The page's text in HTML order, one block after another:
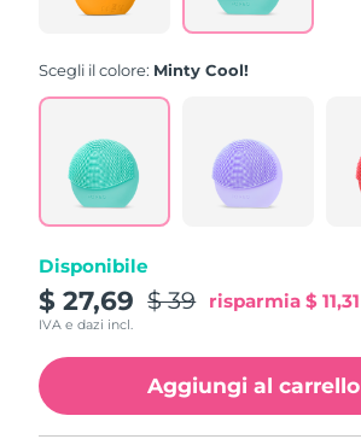
Scegli il colore: Minty Cool!
Disponibile
$ 27,69 $ 39 risparmia $ 11,31
IVA e dazi incl.
Aggiungi al carrello